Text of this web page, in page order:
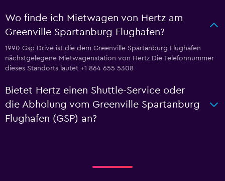
Wo finde ich Mietwagen von Hertz am
Greenville Spartanburg Flughafen?
1990 Gsp Drive ist die dem Greenville Spartanburg Flughafen
nächstgelegene Mietwagenstation von Hertz Die Telefonnummer
dieses Standorts lautet +1 864 655 5308
Bietet Hertz einen Shuttle-Service oder
die Abholung vom Greenville Spartanburg
Flughafen (GSP) an?